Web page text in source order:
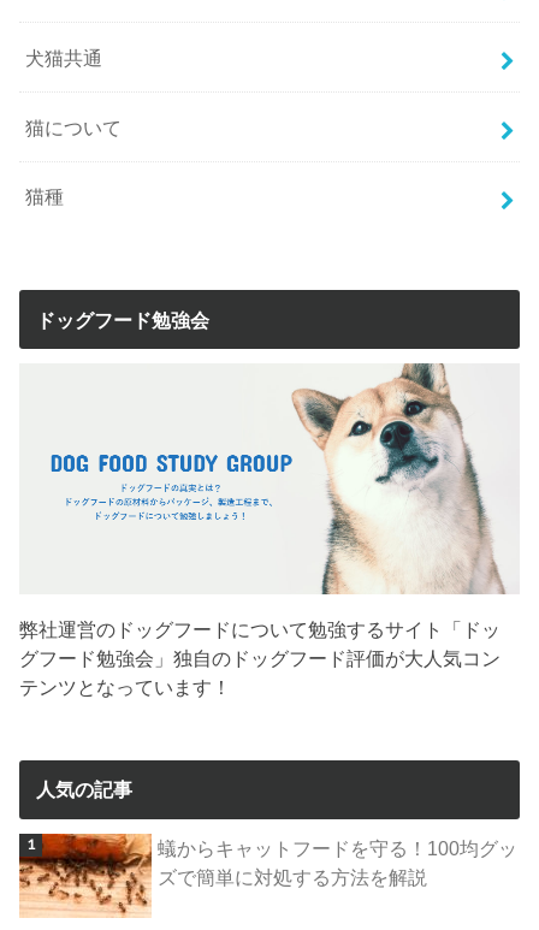
犬猫共通
猫について
猫種
ドッグフード勉強会
弊社運営のドッグフードについて勉強するサイト「ドッ
グフード勉強会」独自のドッグフード評価が大人気コン
テンツとなっています！
人気の記事
蟻からキャットフードを守る！100均グッ
ズで簡単に対処する方法を解説